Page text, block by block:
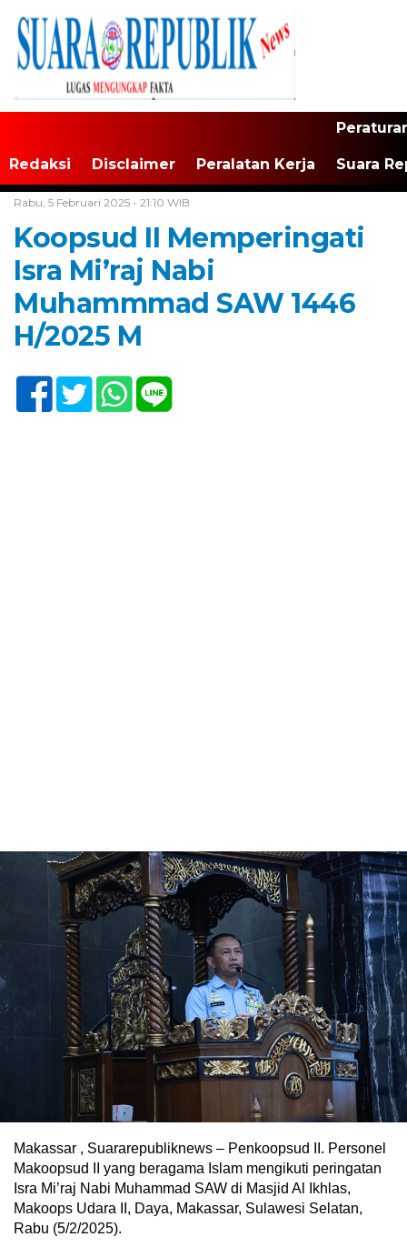
Redaksi Disclaimer Peralatan Kerja Suara
Rabu, 5 Februari 2025 - 21:10 WIB
Koopsud II Memperingati
Isra Mi’raj Nabi
Muhammmad SAW 1446
H/2025 M
Makassar , Suararepubliknews – Penkoopsud II. Personel
Makoopsud II yang beragama Islam mengikuti peringatan
Isra Mi’raj Nabi Muhammad SAW di Masjid Al Ikhlas,
Makoops Udara II, Daya, Makassar, Sulawesi Selatan,
Rabu (5/2/2025).